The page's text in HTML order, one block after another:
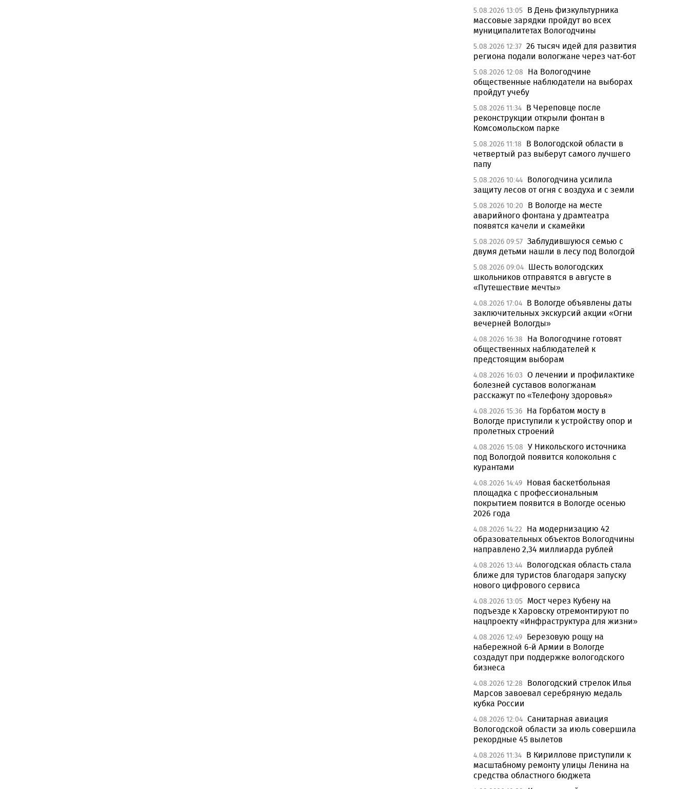
5.08.2026 13:05 В День физкультурника
массовые зарядки пройдут во всех
муниципалитетах Вологодчины
5.08.2026 12:37 26 тысяч идей для развития
региона подали вологжане через чат-бот
5.08.2026 12:08
На Вологодчине
общественные наблюдатели на выборах
пройдут учебу
5.08.2026 11:34 В Череповце после
реконструкции открыли фонтан в
Комсомольском парке
5.08.2026 11:18
В Вологодской области в
четвертый раз выберут самого лучшего
папу
5.08.2026 10:44 Вологодчина усилила
защиту лесов от огня с воздуха и с земли
5.08.2026 10:20
В Вологде на месте
аварийного фонтана у драмтеатра
появятся качели и скамейки
5.08.2026 09:57 Заблудившуюся семью с
двумя детьми нашли в лесу под Вологдой
5.08.2026 09:04 Шесть вологодских
школьников отправятся в августе в
«Путешествие мечты»
4.08.2026 17:04 В Вологде объявлены даты
заключительных экскурсий акции «Огни
вечерней Вологды»
4.08.2026 16:38
На Вологодчине готовят
общественных наблюдателей к
предстоящим выборам
4.08.2026 16:03 О лечении и профилактике
болезней суставов вологжанам
расскажут по «Телефону здоровья»
4.08.2026 15:36 На Горбатом мосту в
Вологде приступили к устройству опор и
пролетных строений
4.08.2026 15:08 У Никольского источника
под Вологдой появится колокольня с
курантами
4.08.2026 14:49 Новая баскетбольная
площадка с профессиональным
покрытием появится в Вологде осенью
2026 года
4.08.2026 14:22
На модернизацию 42
образовательных объектов Вологодчины
направлено 2,34 миллиарда рублей
4.08.2026 13:44 Вологодская область стала
ближе для туристов благодаря запуску
нового цифрового сервиса
4.08.2026 13:05 Мост через Кубену на
подъезде к Харовску отремонтируют по
нацпроекту «Инфраструктура для жизни»
4.08.2026 12:49 Березовую рощу на
набережной 6-й Армии в Вологде
создадут при поддержке вологодского
бизнеса
4.08.2026 12:28
Вологодский стрелок Илья
Марсов завоевал серебряную медаль
кубка России
4.08.2026 12:04 Санитарная авиация
Вологодской области за июль совершила
рекордные 45 вылетов
4.08.2026 11:34 В Кириллове приступили к
масштабному ремонту улицы Ленина на
средства областного бюджета